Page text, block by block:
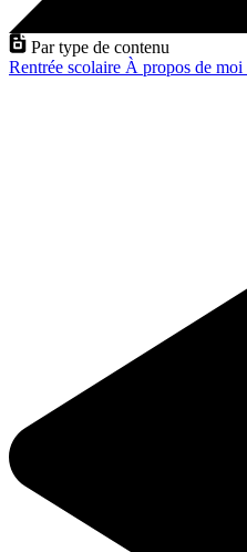
Par type de contenu
Rentrée scolaire À propos de moi